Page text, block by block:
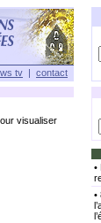
tv | contact
visualiser
•
•